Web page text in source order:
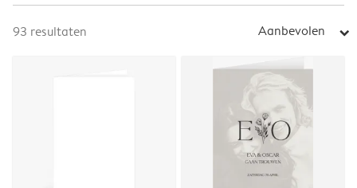
93 resultaten Aanbevolen arrow_right